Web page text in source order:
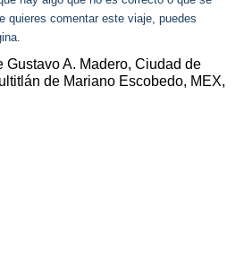
quieres comentar este viaje, puedes
Gustavo A. Madero, Ciudad de
de Mariano Escobedo, MEX,